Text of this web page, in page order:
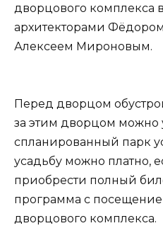
дворцового комплекса
архитекторами
Алексеем Мироновым.
Перед дворцом
за этим дворцом можно
спланированный парк
усадьбу можно платно,
приобрести полный
программа с
дворцового комплекса.